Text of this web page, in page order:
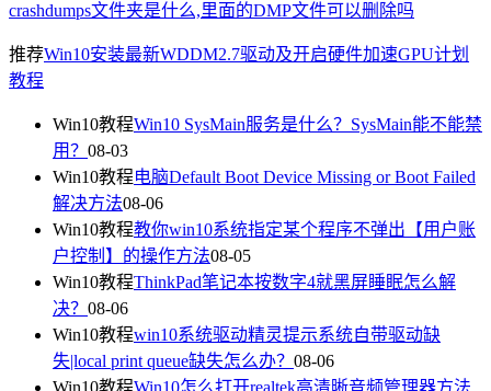
crashdumps文件夹是什么,里面的DMP文件可以删除吗
推荐Win10安装最新WDDM2.7驱动及开启硬件加速GPU计划
教程
Win10教程Win10 SysMain服务是什么？SysMain能不能禁
用？ 08-03
Win10教程电脑Default Boot Device Missing or Boot Failed
解决方法08-06
Win10教程教你win10系统指定某个程序不弹出【用户账
户控制】的操作方法08-05
Win10教程ThinkPad笔记本按数字4就黑屏睡眠怎么解
决？ 08-06
Win10教程win10系统驱动精灵提示系统自带驱动缺
失|local print queue缺失怎么办？ 08-06
Win10教程Win10怎么打开realtek高清晰音频管理器方法